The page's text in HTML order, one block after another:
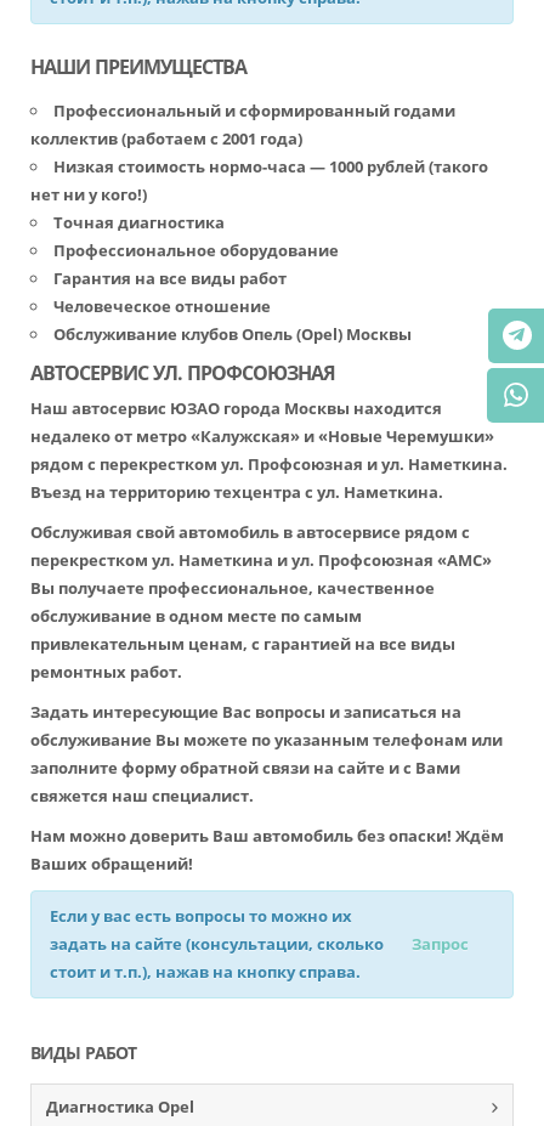
НАШИ ПРЕИМУЩЕСТВА
Профессиональный и сформированный годами
коллектив (работаем с 2001 года)
Низкая стоимость нормо-часа — 1000 рублей (такого
нет ни у кого!)
Точная диагностика
Профессиональное оборудование
Гарантия на все виды работ
Человеческое отношение
Обслуживание клубов Опель (Opel) Москвы
АВТОСЕРВИС УЛ. ПРОФСОЮЗНАЯ
Наш автосервис ЮЗАО города Москвы находится
недалеко от метро «Калужская» и «Новые Черемушки»
рядом с перекрестком ул. Профсоюзная и ул. Наметкина.
Въезд на территорию техцентра с ул. Наметкина.
Обслуживая свой автомобиль в автосервисе рядом с
перекрестком ул. Наметкина и ул. Профсоюзная «АМС»
Вы получаете профессиональное, качественное
обслуживание в одном месте по самым
привлекательным ценам, с гарантией на все виды
ремонтных работ.
Задать интересующие Вас вопросы и записаться на
обслуживание Вы можете по указанным телефонам или
заполните форму обратной связи на сайте и с Вами
свяжется наш специалист.
Нам можно доверить Ваш автомобиль без опаски! Ждём
Ваших обращений!
Если у вас есть вопросы то можно их
задать на сайте (консультации, сколько
стоит и т.п.), нажав на кнопку справа.
Запрос
ВИДЫ РАБОТ
Диагностика Opel